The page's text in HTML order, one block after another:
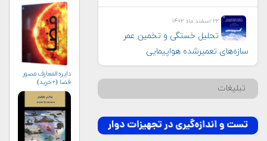
۲۲ اسفند ماه ۱۴۰۲
تحلیل خستگی و تخمین عمر
سازه‌های تعمیرشده هواپیمایی
تبلیغات
دایره‌المعارف مصور
فضا (+خرید)